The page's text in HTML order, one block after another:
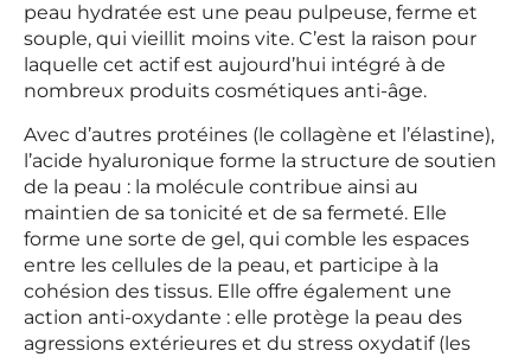
peau hydratée est une peau pulpeuse, ferme et
souple, qui vieillit moins vite. C’est la raison pour
laquelle cet actif est aujourd’hui intégré à de
nombreux produits cosmétiques anti-âge.
Avec d’autres protéines (le collagène et l’élastine),
l’acide hyaluronique forme la structure de soutien
de la peau : la molécule contribue ainsi au
maintien de sa tonicité et de sa fermeté. Elle
forme une sorte de gel, qui comble les espaces
entre les cellules de la peau, et participe à la
cohésion des tissus. Elle offre également une
action anti-oxydante : elle protège la peau des
agressions extérieures et du stress oxydatif (les